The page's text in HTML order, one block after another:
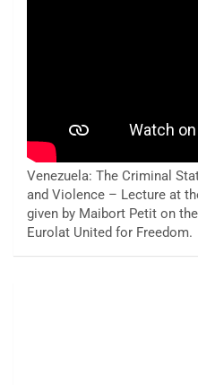
Venezuela: The Criminal
and Violence – Lecture at
given by Maibort Petit on
Eurolat United for Freedom.